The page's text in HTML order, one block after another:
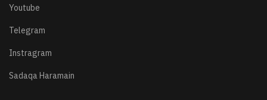
Youtube
Telegram
Instragram
Sadaqa Haramain